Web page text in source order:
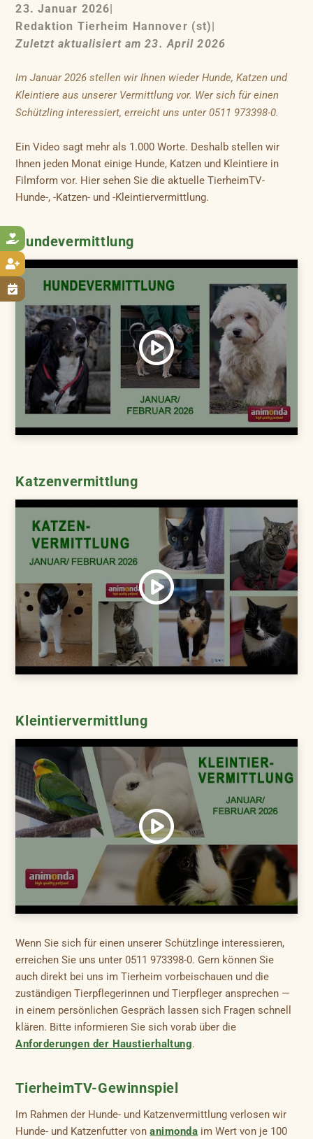



23. Januar 2026
Redaktion Tierheim Hannover (st)
Zuletzt aktualisiert am 23. April 2026
Im Januar 2026 stellen wir Ihnen wieder Hunde, Katzen und
Kleintiere aus unserer Vermittlung vor. Wer sich für einen
Schützling interessiert, erreicht uns unter 0511 973398-0.
Ein Video sagt mehr als 1.000 Worte. Deshalb stellen wir
Ihnen jeden Monat einige Hunde, Katzen und Kleintiere in
Filmform vor. Hier sehen Sie die aktuelle TierheimTV-
Hunde-, -Katzen- und -Kleintiervermittlung.
Hundevermittlung
Katzenvermittlung
Kleintiervermittlung
Wenn Sie sich für einen unserer Schützlinge interessieren,
erreichen Sie uns unter 0511 973398-0. Gern können Sie
auch direkt bei uns im Tierheim vorbeischauen und die
zuständigen Tierpflegerinnen und Tierpfleger ansprechen —
in einem persönlichen Gespräch lassen sich Fragen schnell
klären. Bitte informieren Sie sich vorab über die
Anforderungen der Haustierhaltung.
TierheimTV-Gewinnspiel
Im Rahmen der Hunde- und Katzenvermittlung verlosen wir
Hunde- und Katzenfutter vonanimonda im Wert von je 100